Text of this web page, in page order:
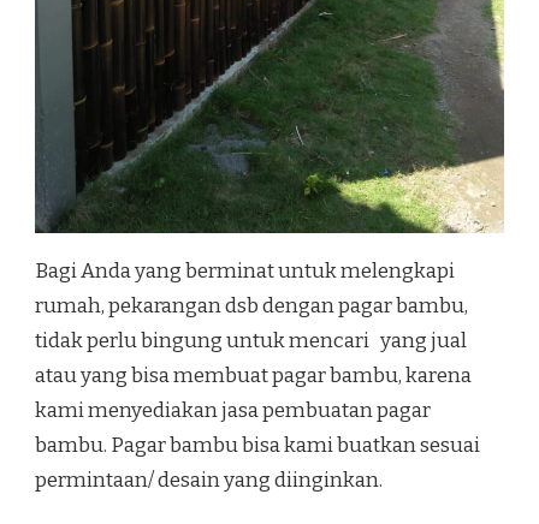
Bagi Anda yang berminat untuk melengkapi
rumah, pekarangan dsb dengan pagar bambu,
tidak perlu bingung untuk mencari yang jual
atau yang bisa membuat pagar bambu, karena
kami menyediakan jasa pembuatan pagar
bambu. Pagar bambu bisa kami buatkan sesuai
permintaan/ desain yang diinginkan.